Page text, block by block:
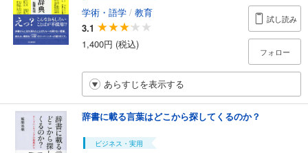
学術・語学 / 教育
3.1
1,400円 (税込)
試し読み
フォロー
あらすじを表示する
辞書に載る言葉はどこから探してくるのか？
ビジネス・実用